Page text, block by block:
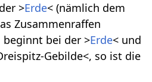
>Erde< (nämlich dem
Zusammenraffen
beginnt bei der >Erde< und
Gebilde<, so ist die